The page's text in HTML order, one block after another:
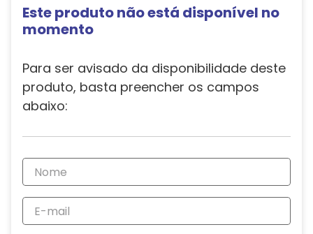
Este produto não está disponível no
momento
Para ser avisado da disponibilidade deste
produto, basta preencher os campos
abaixo: